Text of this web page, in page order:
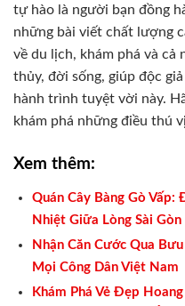
tự hào là người bạn đồng
những bài viết chất lượng
về du lịch, khám phá và
thủy, đời sống, giúp độc
hành trình tuyệt vời này.
khám phá những điều thú
Xem thêm:
Quán Cây Bàng Gò Vấp:
Nhiệt Giữa Lòng Sài Gòn
Nhận Căn Cước Qua
Mọi Công Dân Việt Nam
Khám Phá Vẻ Đẹp